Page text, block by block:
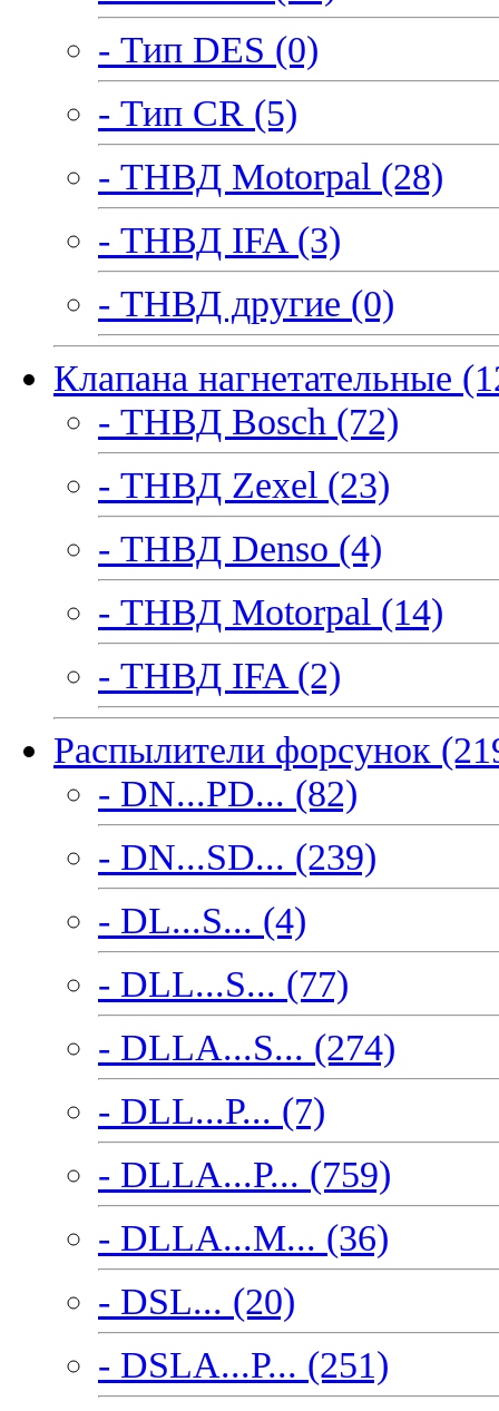
- Тип DES (0)
- Тип CR (5)
- ТНВД Motorpal (28)
- ТНВД IFA (3)
- ТНВД другие (0)
Клапана нагнетательные
- ТНВД Bosch (72)
- ТНВД Zexel (23)
- ТНВД Denso (4)
- ТНВД Motorpal (14)
- ТНВД IFA (2)
Распылители форсунок
- DN...PD... (82)
- DN...SD... (239)
- DL...S... (4)
- DLL...S... (77)
- DLLA...S... (274)
- DLL...P... (7)
- DLLA...P... (759)
- DLLA...M... (36)
- DSL... (20)
- DSLA...P... (251)